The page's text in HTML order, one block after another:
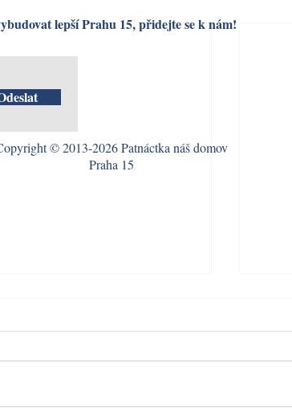
lepší Prahu 15, přidejte se k nám!
© 2013-2026 Patnáctka náš domov
Praha 15